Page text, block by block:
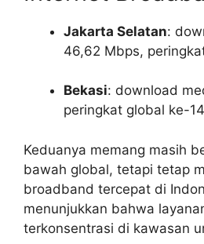
Jakarta Selatan:
46,62 Mbps,
Bekasi: download
peringkat global ke-
Keduanya memang masih
bawah global, tetapi tetap
broadband tercepat di
menunjukkan bahwa
terkonsentrasi di kawasan